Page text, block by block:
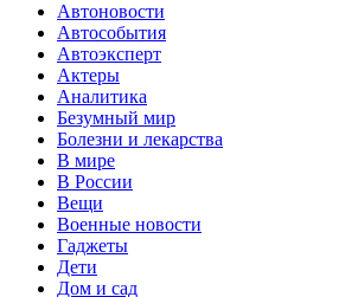
Автоновости
Автособытия
Автоэксперт
Актеры
Аналитика
Безумный мир
Болезни и лекарства
В мире
В России
Вещи
Военные новости
Гаджеты
Дети
Дом и сад